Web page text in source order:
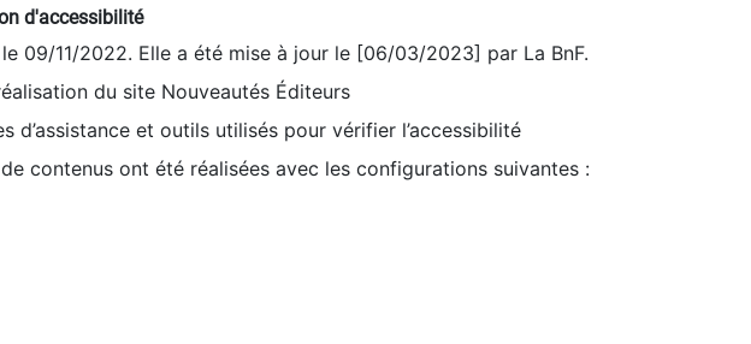
d'accessibilité
09/11/2022. Elle a été mise à jour le [06/03/2023] par La BnF.
du site Nouveautés Éditeurs
d’assistance et outils utilisés pour vérifier l’accessibilité
contenus ont été réalisées avec les configurations suivantes :